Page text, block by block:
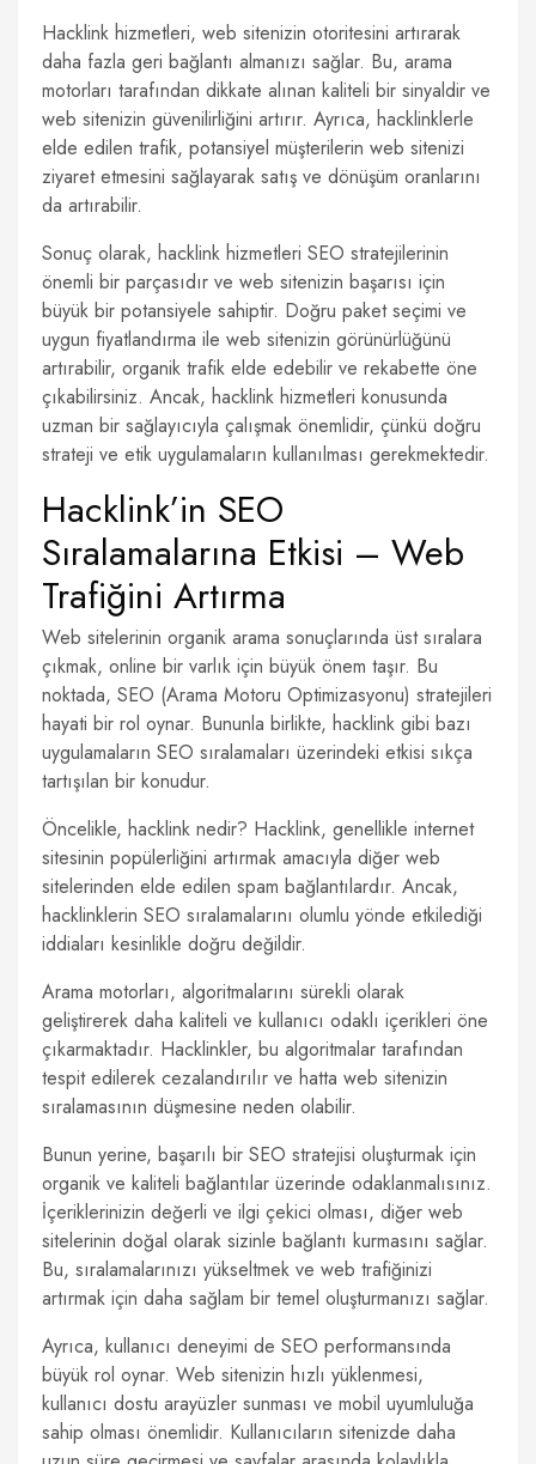
Hacklink hizmetleri, web sitenizin otoritesini artırarak
daha fazla geri bağlantı almanızı sağlar. Bu, arama
motorları tarafından dikkate alınan kaliteli bir sinyaldir ve
web sitenizin güvenilirliğini artırır. Ayrıca, hacklinklerle
elde edilen trafik, potansiyel müşterilerin web sitenizi
ziyaret etmesini sağlayarak satış ve dönüşüm oranlarını
da artırabilir.
Sonuç olarak, hacklink hizmetleri SEO stratejilerinin
önemli bir parçasıdır ve web sitenizin başarısı için
büyük bir potansiyele sahiptir. Doğru paket seçimi ve
uygun fiyatlandırma ile web sitenizin görünürlüğünü
artırabilir, organik trafik elde edebilir ve rekabette öne
çıkabilirsiniz. Ancak, hacklink hizmetleri konusunda
uzman bir sağlayıcıyla çalışmak önemlidir, çünkü doğru
strateji ve etik uygulamaların kullanılması gerekmektedir.
Hacklink’in SEO
Sıralamalarına Etkisi – Web
Trafiğini Artırma
Web sitelerinin organik arama sonuçlarında üst sıralara
çıkmak, online bir varlık için büyük önem taşır. Bu
noktada, SEO (Arama Motoru Optimizasyonu) stratejileri
hayati bir rol oynar. Bununla birlikte, hacklink gibi bazı
uygulamaların SEO sıralamaları üzerindeki etkisi sıkça
tartışılan bir konudur.
Öncelikle, hacklink nedir? Hacklink, genellikle internet
sitesinin popülerliğini artırmak amacıyla diğer web
sitelerinden elde edilen spam bağlantılardır. Ancak,
hacklinklerin SEO sıralamalarını olumlu yönde etkilediği
iddiaları kesinlikle doğru değildir.
Arama motorları, algoritmalarını sürekli olarak
geliştirerek daha kaliteli ve kullanıcı odaklı içerikleri öne
çıkarmaktadır. Hacklinkler, bu algoritmalar tarafından
tespit edilerek cezalandırılır ve hatta web sitenizin
sıralamasının düşmesine neden olabilir.
Bunun yerine, başarılı bir SEO stratejisi oluşturmak için
organik ve kaliteli bağlantılar üzerinde odaklanmalısınız.
İçeriklerinizin değerli ve ilgi çekici olması, diğer web
sitelerinin doğal olarak sizinle bağlantı kurmasını sağlar.
Bu, sıralamalarınızı yükseltmek ve web trafiğinizi
artırmak için daha sağlam bir temel oluşturmanızı sağlar.
Ayrıca, kullanıcı deneyimi de SEO performansında
büyük rol oynar. Web sitenizin hızlı yüklenmesi,
kullanıcı dostu arayüzler sunması ve mobil uyumluluğa
sahip olması önemlidir. Kullanıcıların sitenizde daha